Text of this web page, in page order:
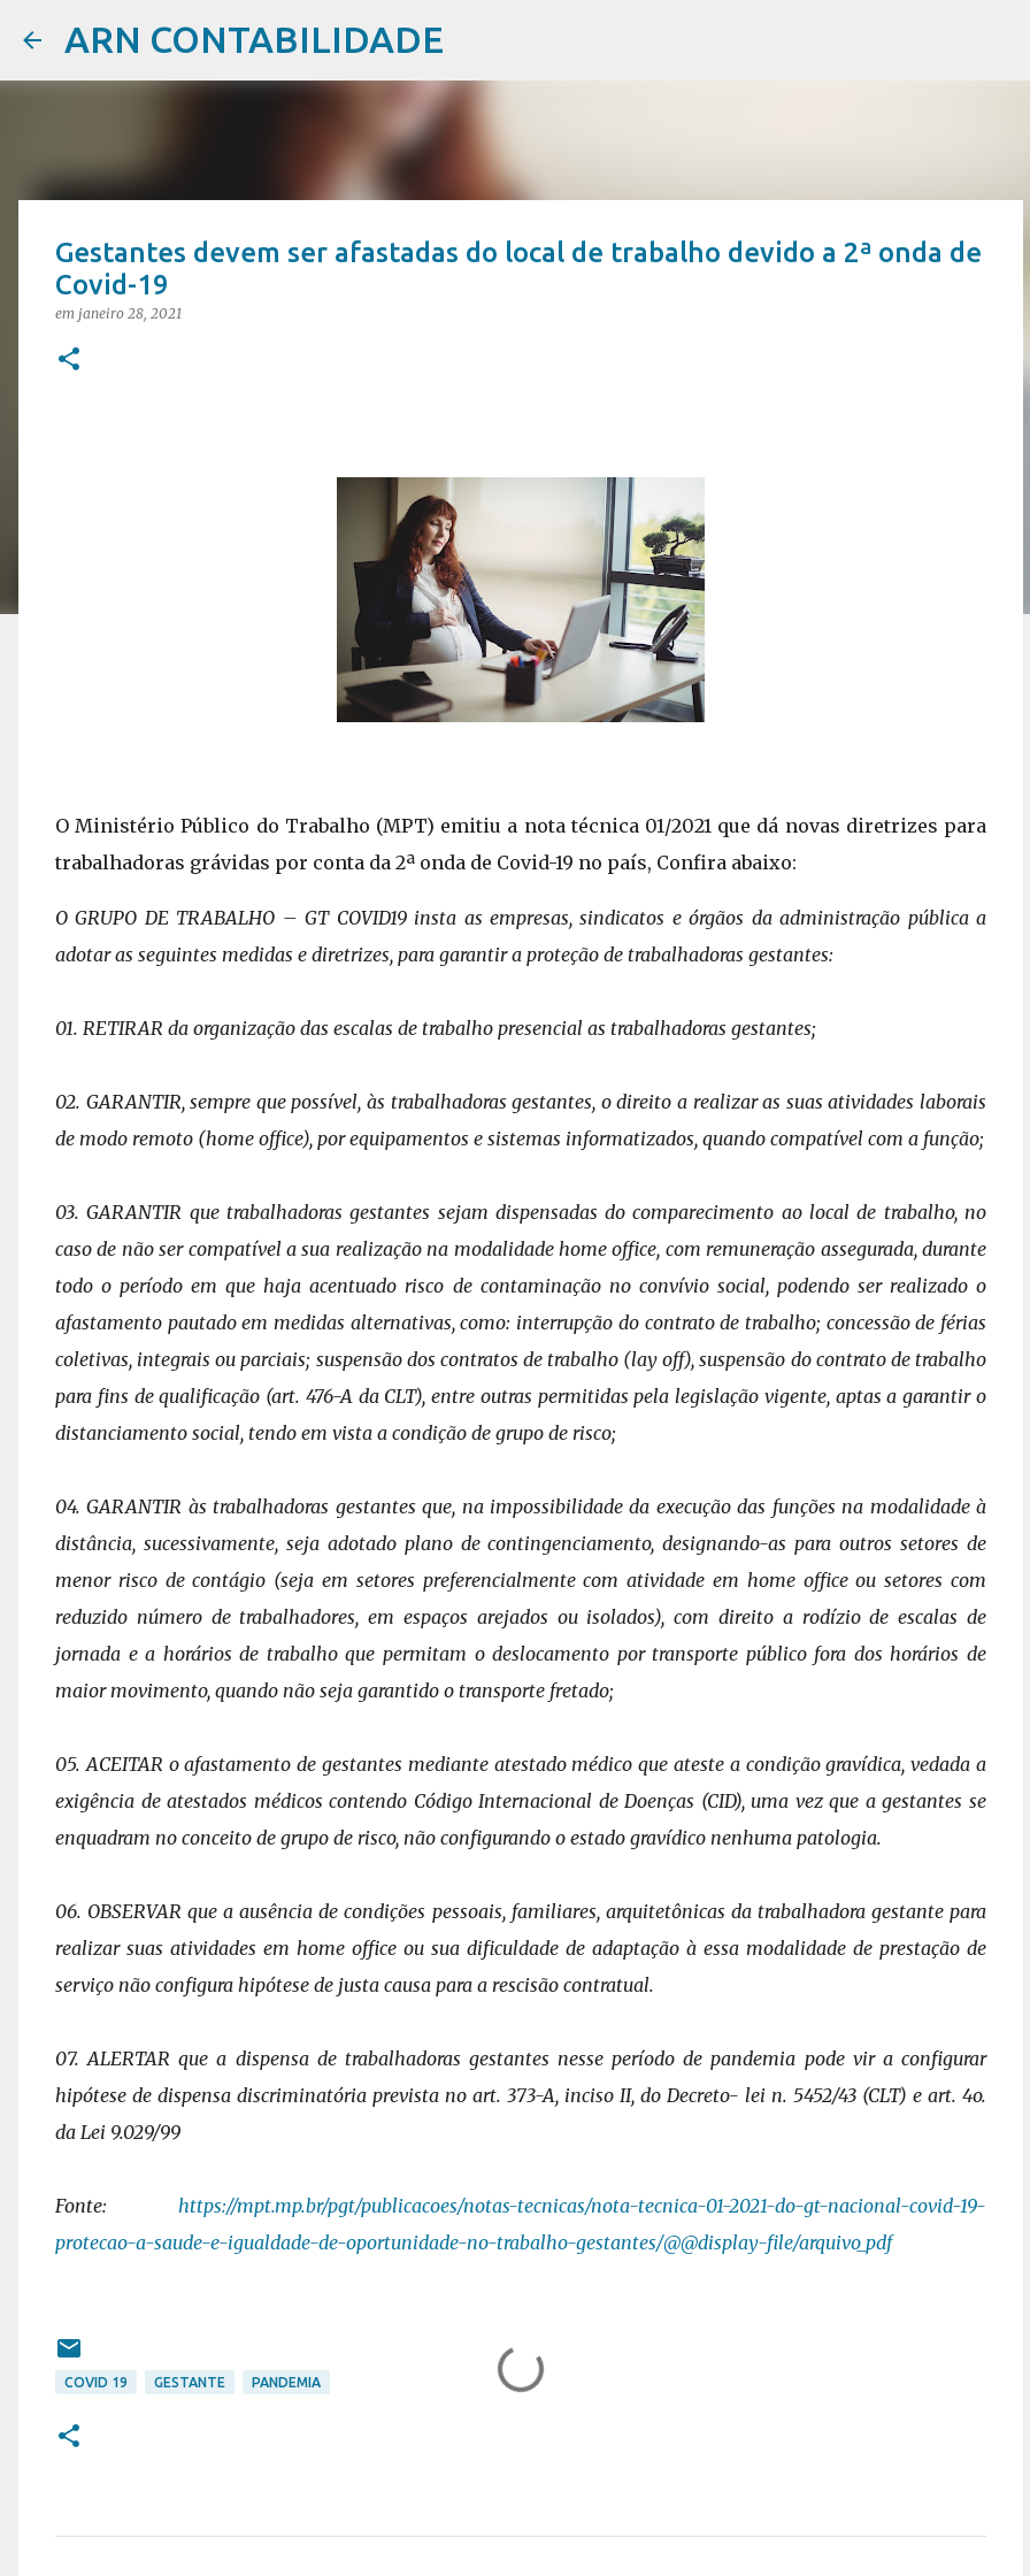
ARN CONTABILIDADE
Gestantes devem ser afastadas do local de trabalho devido a 2ª onda de
Covid-19
em janeiro 28, 2021
O Ministério Público do Trabalho (MPT) emitiu a nota técnica 01/2021 que dá novas diretrizes para
trabalhadoras grávidas por conta da 2ª onda de Covid-19 no país, Confira abaixo:
O GRUPO DE TRABALHO – GT COVID19 insta as empresas, sindicatos e órgãos daadministração pública a
adotar as seguintes medidas e diretrizes, para garantir a proteção de trabalhadoras gestantes:
01. RETIRAR da organização das escalas de trabalho presencial as trabalhadoras gestantes;
02. GARANTIR, sempre que possível, às trabalhadoras gestantes, o direito a realizar as suasatividades laborais
de modo remoto (home office), por equipamentos e sistemas informatizados, quando compatível com a função;
03. GARANTIR que trabalhadoras gestantes sejam dispensadas do comparecimento ao local de trabalho, no
caso de não ser compatível a sua realização na modalidade home office, com remuneração assegurada, durante
todo o período em que haja acentuado risco de contaminação no convívio social, podendo ser realizado o
afastamento pautado em medidas alternativas, como: interrupção do contrato de trabalho; concessão de férias
coletivas, integrais ou parciais; suspensão dos contratos de trabalho (lay off), suspensão do contrato de trabalho
para fins de qualificação (art. 476-A da CLT), entre outras permitidas pelalegislação vigente, aptas a garantir o
distanciamento social, tendo em vista a condição de grupo de risco;
04. GARANTIR às trabalhadoras gestantes que, na impossibilidade da execução das funções na modalidade à
distância, sucessivamente, seja adotado plano de contingenciamento,designando-as para outros setores de
menor risco de contágio (seja em setores preferencialmente com atividade em home office ou setores com
reduzido número de trabalhadores, em espaços arejados ou isolados), com direito a rodízio de escalas de
jornada e a horários de trabalho que permitam o deslocamento por transporte público fora doshorários de
maior movimento, quando não seja garantido o transporte fretado;
05. ACEITAR o afastamento de gestantes mediante atestado médico que ateste a condiçãogravídica, vedada a
exigência de atestados médicos contendo Código Internacional deDoenças (CID), uma vez que a gestantes se
enquadram no conceito de grupo de risco, não configurando o estado gravídico nenhuma patologia.
06. OBSERVAR que a ausência de condições pessoais, familiares, arquitetônicas da trabalhadora gestante para
realizar suas atividades em home office ou sua dificuldade de adaptação à essa modalidade de prestação de
serviço não configura hipótese de justa causa para a rescisão contratual.
07. ALERTAR que a dispensa de trabalhadoras gestantes nesse período de pandemia pode vir a configurar
hipótese de dispensa discriminatória prevista no art. 373-A, inciso II, do Decreto- lei n. 5452/43 (CLT) e art. 4o.
da Lei 9.029/99
Fonte: https://mpt.mp.br/pgt/publicacoes/notas-tecnicas/nota-tecnica-01-2021-do-gt-nacional-covid-19-
protecao-a-saude-e-igualdade-de-oportunidade-no-trabalho-gestantes/@@display-file/arquivo_pdf
COVID 19 GESTANTE PANDEMIA